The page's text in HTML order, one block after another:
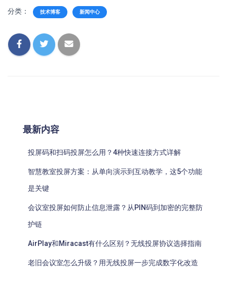
分类： 技术博客 新闻中心
最新内容
投屏码和扫码投屏怎么用？4种快速连接方式详解
智慧教室投屏方案：从单向演示到互动教学，这5个功能
是关键
会议室投屏如何防止信息泄露？从PIN码到加密的完整防
护链
AirPlay和Miracast有什么区别？无线投屏协议选择指南
老旧会议室怎么升级？用无线投屏一步完成数字化改造